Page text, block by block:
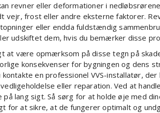
revner eller deformationer i
vejr, frost eller andre eksterne faktorer.
eller endda fuldstændig
udskiftet dem, hvis du bemærker disse
at være opmærksom på disse tegn på
konsekvenser for bygningen og dens
en professionel VVS-installatør,
eller reparation. Ved at
på lang sigt. Så sørg for at holde øje med
for at sikre, at de fungerer optimalt og